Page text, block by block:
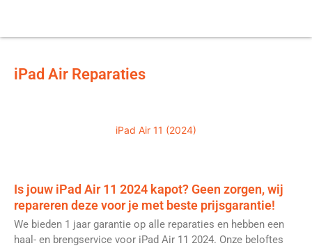
iPad Air Reparaties
iPad Air 11 (2024)
Is jouw iPad Air 11 2024 kapot? Geen zorgen, wij
repareren deze voor je met beste prijsgarantie!
We bieden 1 jaar garantie op alle reparaties en hebben een
haal- en brengservice voor iPad Air 11 2024. Onze beloftes